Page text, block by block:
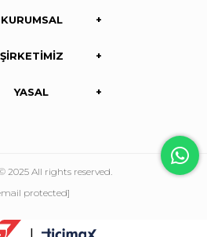
KURUMSAL
ŞİRKETİMİZ
YASAL
2025 All rights reserved.
protected]